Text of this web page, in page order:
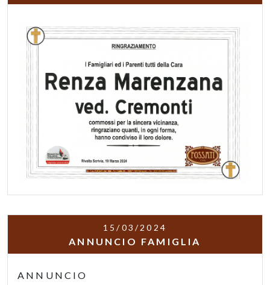
15/03/2024
ANNUNCIO FAMIGLIA
ANNUNCIO